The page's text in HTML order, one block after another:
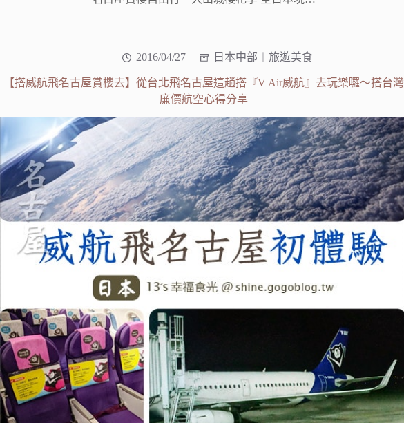
2016/04/27 日本中部︱旅遊美食
【搭威航飛名古屋賞櫻去】從台北飛名古屋這趟搭『V Air威航』去玩樂囉～搭台灣
廉價航空心得分享